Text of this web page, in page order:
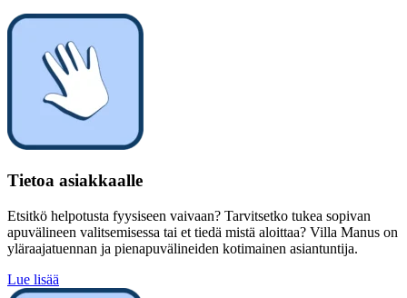
Tietoa asiakkaalle
Etsitkö helpotusta fyysiseen vaivaan? Tarvitsetko tukea sopivan
apuvälineen valitsemisessa tai et tiedä mistä aloittaa? Villa Manus on
yläraajatuennan ja pienapuvälineiden kotimainen asiantuntija.
Lue lisää